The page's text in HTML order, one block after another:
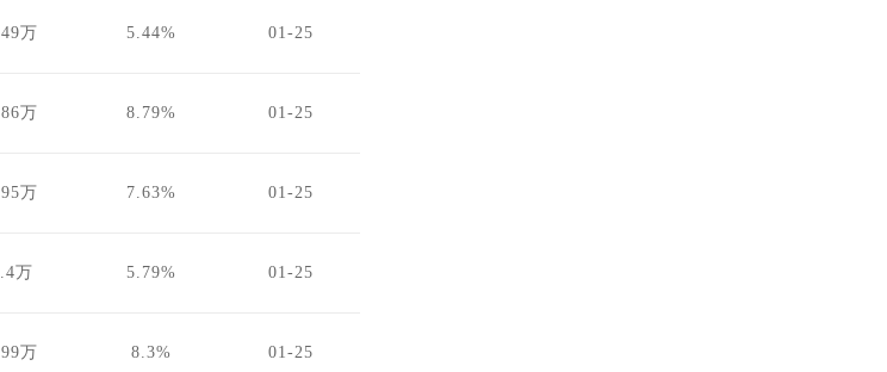
万 5.44% 01-25
万 8.79% 01-25
万 7.63% 01-25
万 5.79% 01-25
万 8.3% 01-25